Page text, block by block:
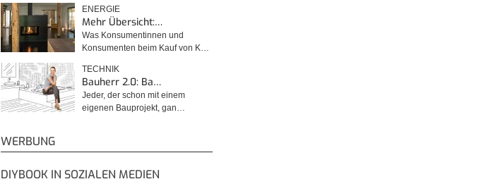
ENERGIE
Mehr Übersicht:…
Was Konsumentinnen und
Konsumenten beim Kauf von K…
TECHNIK
Bauherr 2.0: Ba…
Jeder, der schon mit einem
eigenen Bauprojekt, gan…
WERBUNG
DIYBOOK IN SOZIALEN MEDIEN